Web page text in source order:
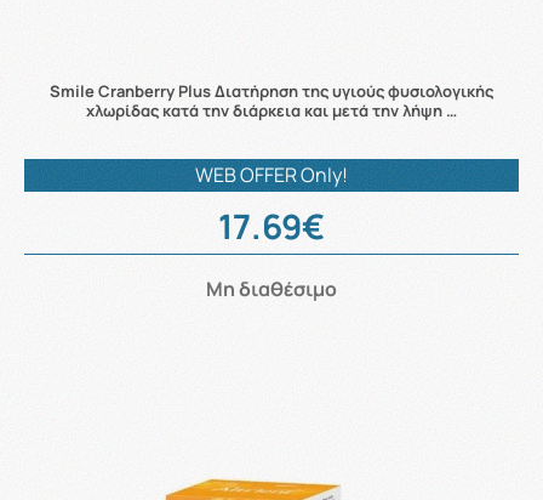
Smile Cranberry Plus Διατήρηση της υγιούς φυσιολογικής
χλωρίδας κατά την διάρκεια και μετά την λήψη …
WEB OFFER Only!
17.69€
Μη διαθέσιμο